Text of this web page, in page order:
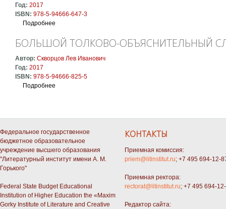
Год: 2017
ISBN: 978-5-94666-647-3
Подробнее
БОЛЬШОЙ ТОЛКОВО-ОБЪЯСНИТЕЛЬНЫЙ
Автор: Скворцов Лев Иванович
Год: 2017
ISBN: 978-5-94666-825-5
Подробнее
Федеральное государственное
бюджетное образовательное
учреждение высшего образования
"Литературный институт имени А. М.
Горького"
Federal State Budget Educational
Institution of Higher Education the «Maxim
Gorky Institute of Literature and Creative
КОНТАКТЫ
Приемная комиссия:
priem@litinstitut.ru; +7 495 694-12-
Приемная ректора:
rectorat@litinstitut.ru; +7 495 694-
Редактор сайта: